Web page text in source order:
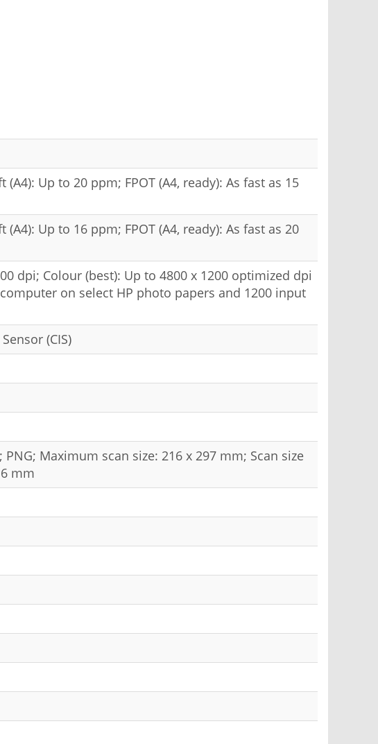
(A4): Up to 20 ppm; FPOT (A4, ready): As fast as 15
(A4): Up to 16 ppm; FPOT (A4, ready): As fast as 20
dpi; Colour (best): Up to 4800 x 1200 optimized dpi
on select HP photo papers and 1200 input
(CIS)
PNG; Maximum scan size: 216 x 297 mm; Scan size
mm